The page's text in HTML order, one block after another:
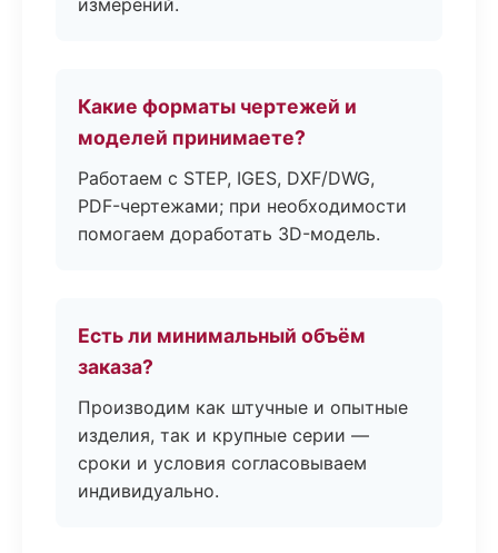
измерений.
Какие форматы чертежей и
моделей принимаете?
Работаем с STEP, IGES, DXF/DWG,
PDF-чертежами; при необходимости
помогаем доработать 3D-модель.
Есть ли минимальный объём
заказа?
Производим как штучные и опытные
изделия, так и крупные серии —
сроки и условия согласовываем
индивидуально.